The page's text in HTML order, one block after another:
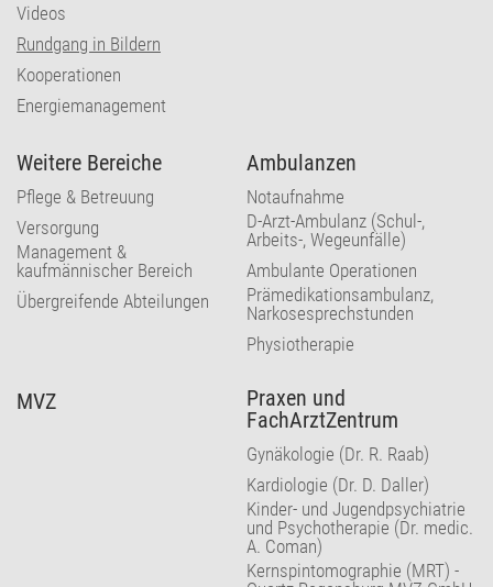
Videos
Rundgang in Bildern
Kooperationen
Energiemanagement
Weitere Bereiche
Pflege & Betreuung
Versorgung
Management &
kaufmännischer Bereich
Übergreifende Abteilungen
Ambulanzen
Notaufnahme
D-Arzt-Ambulanz (Schul-,
Arbeits-, Wegeunfälle)
Ambulante Operationen
Prämedikationsambulanz,
Narkosesprechstunden
Physiotherapie
MVZ
Praxen und
FachArztZentrum
Gynäkologie (Dr. R. Raab)
Kardiologie (Dr. D. Daller)
Kinder- und Jugendpsychiatrie
und Psychotherapie (Dr. medic.
A. Coman)
Kernspintomographie (MRT) -